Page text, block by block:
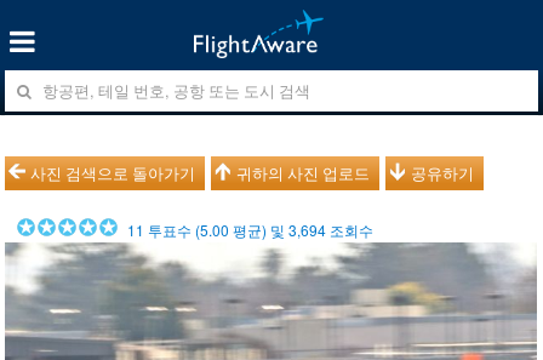
사진 검색으로 돌아가기 귀하의 사진 업로드 공유하기
11 투표수 (5.00 평균) 및3,694 조회수